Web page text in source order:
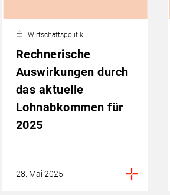
Wirtschaftspolitik
Rechnerische
Auswirkungen durch
das aktuelle
Lohnabkommen für
2025
28. Mai 2025